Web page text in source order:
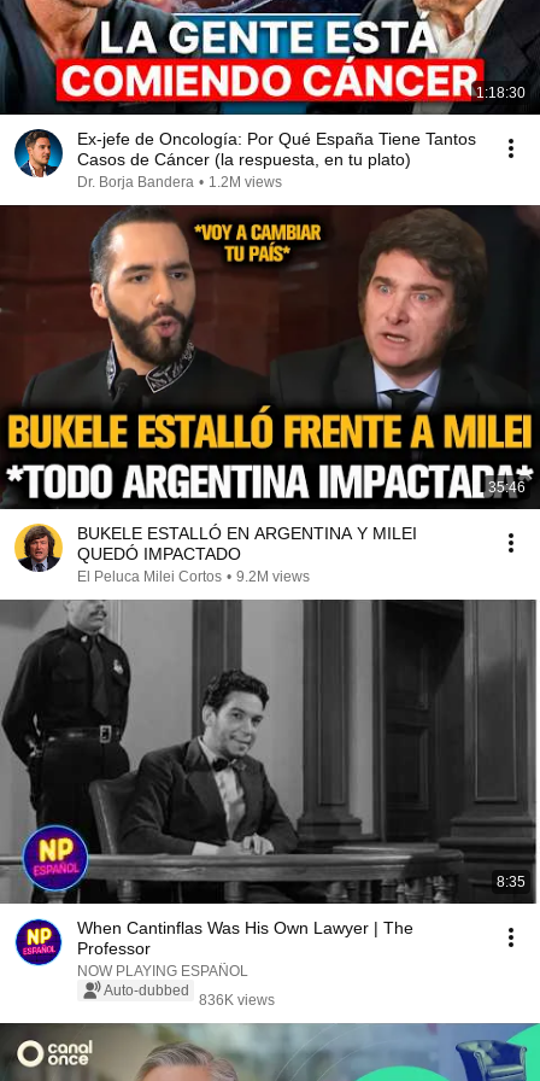
1:18:30
Ex-jefe de Oncología: Por Qué España Tiene Tantos
Casos de Cáncer (la respuesta, en tu plato)
Dr. Borja Bandera • 1.2M views
35:46
BUKELE ESTALLÓ EN ARGENTINA Y MILEI
QUEDÓ IMPACTADO
El Peluca Milei Cortos • 9.2M views
8:35
When Cantinflas Was His Own Lawyer | The
Professor
NOW PLAYING ESPAÑOL
Auto-dubbed
836K views